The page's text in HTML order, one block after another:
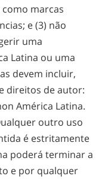
marcas
e (3) não
uma
Latina ou uma
devem incluir,
direitos de autor:
América Latina.
outro uso
é estritamente
poderá terminar a
e por qualquer